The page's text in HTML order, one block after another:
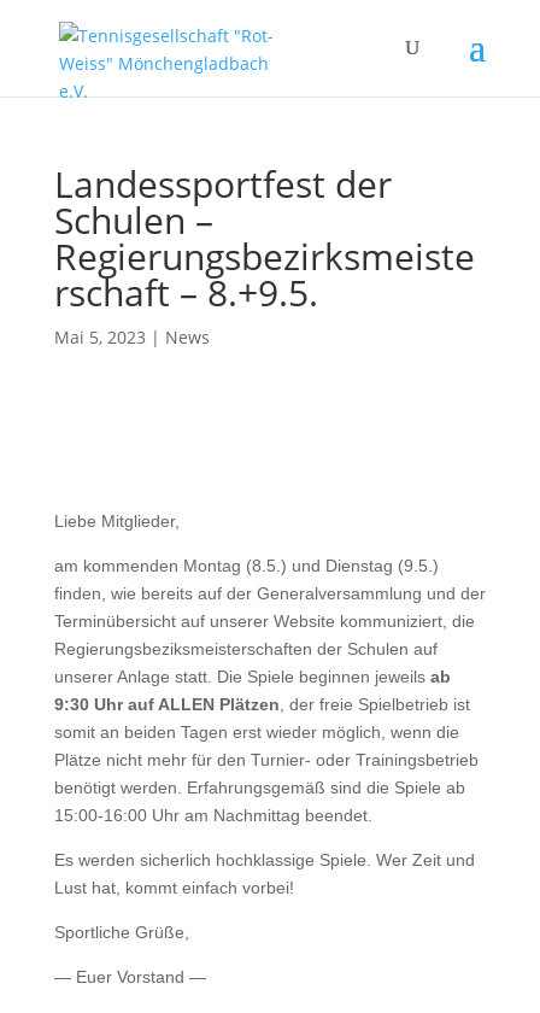
Landessportfest der
Schulen –
Regierungsbezirksmeiste
rschaft – 8.+9.5.
Mai 5, 2023 | News
Liebe Mitglieder,
am kommenden Montag (8.5.) und Dienstag (9.5.)
finden, wie bereits auf der Generalversammlung und der
Terminübersicht auf unserer Website kommuniziert, die
Regierungsbeziksmeisterschaften der Schulen auf
unserer Anlage statt. Die Spiele beginnen jeweils ab
9:30 Uhr auf ALLEN Plätzen , der freie Spielbetrieb ist
somit an beiden Tagen erst wieder möglich, wenn die
Plätze nicht mehr für den Turnier- oder Trainingsbetrieb
benötigt werden. Erfahrungsgemäß sind die Spiele ab
15:00-16:00 Uhr am Nachmittag beendet.
Es werden sicherlich hochklassige Spiele. Wer Zeit und
Lust hat, kommt einfach vorbei!
Sportliche Grüße,
— Euer Vorstand —